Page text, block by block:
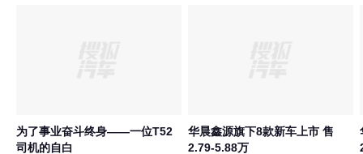
为了事业奋斗终身——一位T52
司机的自白
华晨鑫源旗下8款新车上市 售
2.79-5.88万